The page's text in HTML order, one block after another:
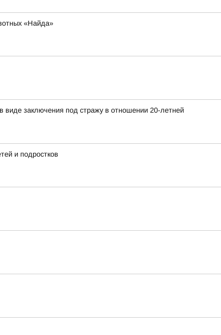
«Найда»
виде заключения под стражу в отношении 20-летней
и подростков